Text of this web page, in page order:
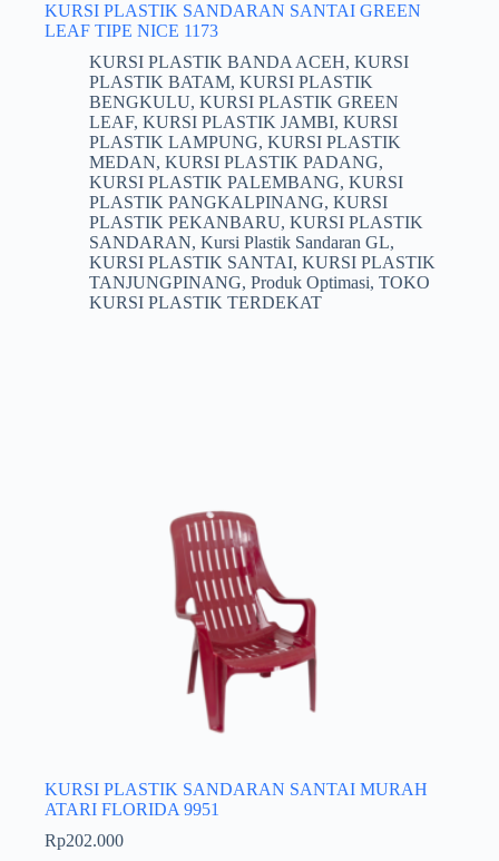
KURSI PLASTIK SANDARAN SANTAI GREEN
LEAF TIPE NICE 1173
KURSI PLASTIK BANDA ACEH, KURSI
PLASTIK BATAM, KURSI PLASTIK
BENGKULU, KURSI PLASTIK GREEN
LEAF, KURSI PLASTIK JAMBI, KURSI
PLASTIK LAMPUNG, KURSI PLASTIK
MEDAN, KURSI PLASTIK PADANG,
KURSI PLASTIK PALEMBANG, KURSI
PLASTIK PANGKALPINANG, KURSI
PLASTIK PEKANBARU, KURSI PLASTIK
SANDARAN, Kursi Plastik Sandaran GL,
KURSI PLASTIK SANTAI, KURSI PLASTIK
TANJUNGPINANG, Produk Optimasi, TOKO
KURSI PLASTIK TERDEKAT
KURSI PLASTIK SANDARAN SANTAI MURAH
ATARI FLORIDA 9951
Rp202.000